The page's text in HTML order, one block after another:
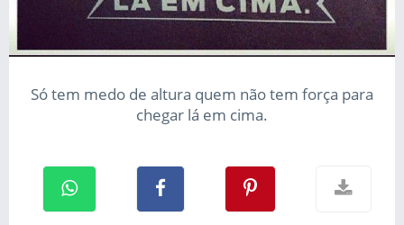
Só tem medo de altura quem não tem força para
chegar lá em cima.